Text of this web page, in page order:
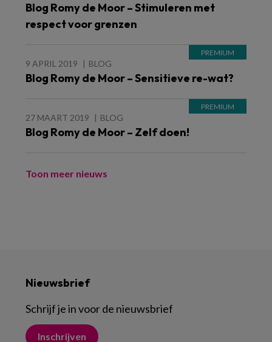
Blog Romy de Moor – Stimuleren met
respect voor grenzen
9 APRIL 2019 BLOG
Blog Romy de Moor – Sensitieve re-wat?
27 MAART 2019 BLOG
Blog Romy de Moor – Zelf doen!
Toon meer nieuws
Nieuwsbrief
Schrijf je in voor de nieuwsbrief
Inschrijven